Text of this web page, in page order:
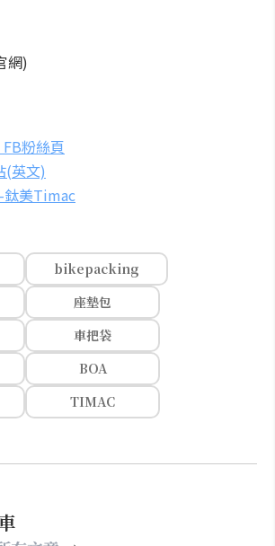
網)
粉絲頁
(英文)
鈦美Timac
bikepacking
座墊包
車把袋
BOA
TIMAC